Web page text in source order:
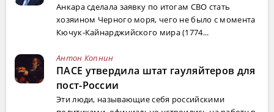
Анкара сделала заявку по итогам СВО стать
хозяином Черного моря, чего не было с момента
Кючук-Кайнарджийского мира (1774...
Антон Копнин
ПАСЕ утвердила штат гауляйтеров для
пост-России
Эти люди, называющие себя российскими